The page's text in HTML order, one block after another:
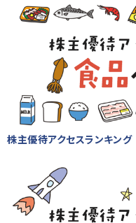
株主優待アクセスランキン